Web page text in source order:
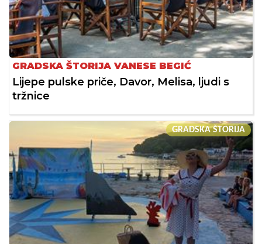
GRADSKA ŠTORIJA VANESE BEGIĆ
Lijepe pulske priče, Davor, Melisa, ljudi s
tržnice
GRADSKA ŠTORIJA